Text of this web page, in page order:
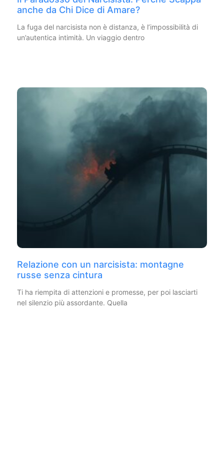
anche da Chi Dice di Amare?
La fuga del narcisista non è distanza, è l’impossibilità di
un’autentica intimità. Un viaggio dentro
Relazione con un narcisista: montagne
russe senza cintura
Ti ha riempita di attenzioni e promesse, per poi lasciarti
nel silenzio più assordante. Quella